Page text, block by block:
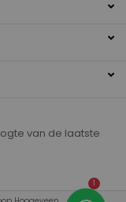
van de laatste
1